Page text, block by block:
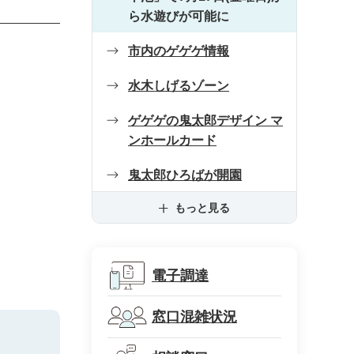
ら水遊びが可能に
市内のゲゲゲ情報
水木しげるゾーン
ゲゲゲの鬼太郎デザイン マ
ンホールカード
鬼太郎ひろばが開園
もっと見る
電子調達
窓口混雑状況